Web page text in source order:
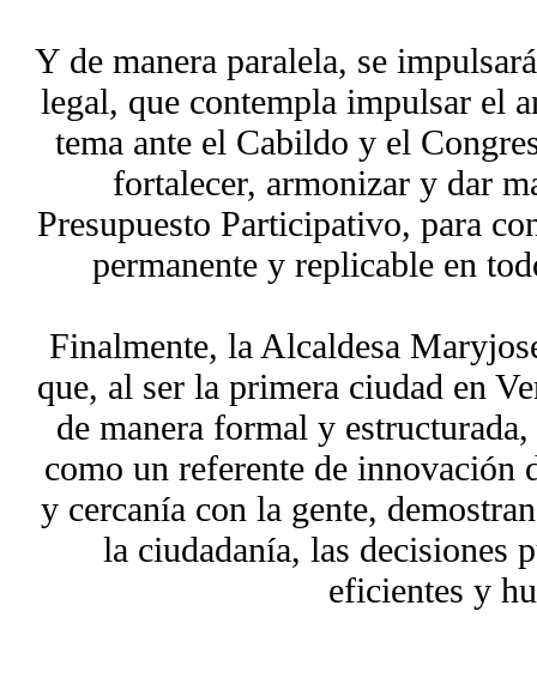
Y de manera paralela, se
legal, que contempla impulsar el
tema ante el Cabildo y el
fortalecer, armonizar y dar
Presupuesto Participativo, para
permanente y replicable en
Finalmente, la Alcaldesa
que, al ser la primera ciudad en
de manera formal y
como un referente de innovación
y cercanía con la gente,
la ciudadanía, las decisiones
eficientes y